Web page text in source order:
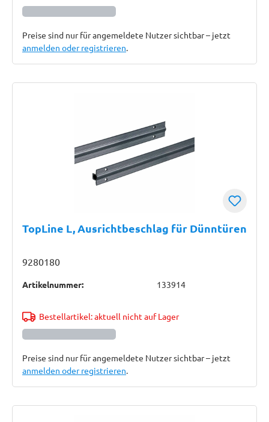
Preise sind nur für angemeldete Nutzer sichtbar – jetzt
anmelden oder registrieren.
TopLine L, Ausrichtbeschlag für Dünntüren
9280180
Artikelnummer: 133914
Bestellartikel: aktuell nicht auf Lager
Preise sind nur für angemeldete Nutzer sichtbar – jetzt
anmelden oder registrieren.